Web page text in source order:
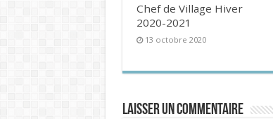
Chef de Village Hiver
2020-2021
13 octobre 2020
Laisser un commentaire